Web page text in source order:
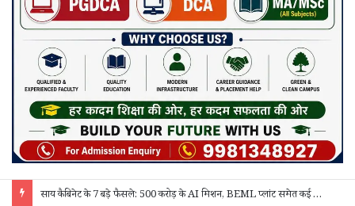
“बेसिक एजुकेशन और सीखने की क्षमता मजबूत होगी तो हर क्षेत्र में सफलता मिलेगी” – कलेक्टर